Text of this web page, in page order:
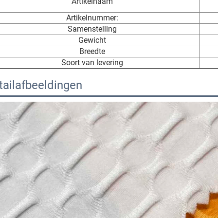
Artikelnummer:
Samenstelling
Gewicht
Breedte
Soort van levering